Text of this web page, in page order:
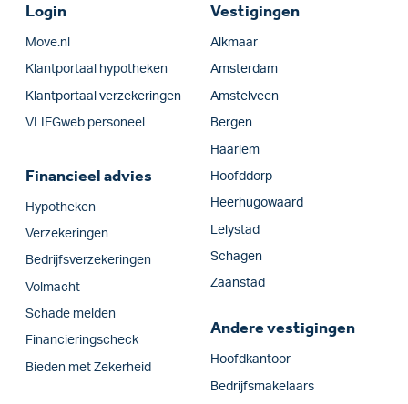
Login
Move.nl
Klantportaal hypotheken
Klantportaal verzekeringen
VLIEGweb personeel
Financieel advies
Hypotheken
Verzekeringen
Bedrijfs­verzekeringen
Volmacht
Schade melden
Financieringscheck
Bieden met Zekerheid
Vestigingen
Alkmaar
Amsterdam
Amstelveen
Bergen
Haarlem
Hoofddorp
Heerhugowaard
Lelystad
Schagen
Zaanstad
Andere vestigingen
Hoofdkantoor
Bedrijfsmakelaars